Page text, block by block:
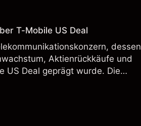
kein verlässlicher Indikator für
T-Mobile US Deal
dessen
Aktienrückkäufe und
US Deal geprägt wurde. Die
kein verlässlicher Indikator für